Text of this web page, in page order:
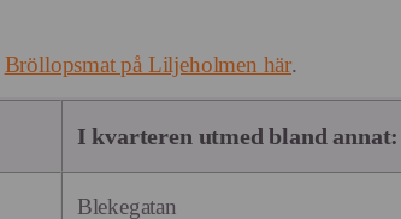
Bröllopsmat på Liljeholmen här.
I kvarteren utmed bland annat:
Blekegatan